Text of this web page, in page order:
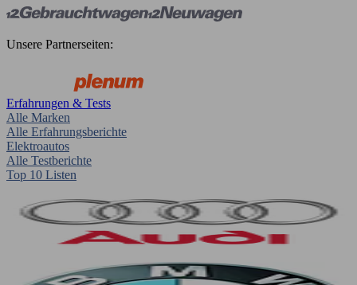
Unsere Partnerseiten:
Erfahrungen & Tests
Alle Marken
Alle Erfahrungsberichte
Elektroautos
Alle Testberichte
Top 10 Listen